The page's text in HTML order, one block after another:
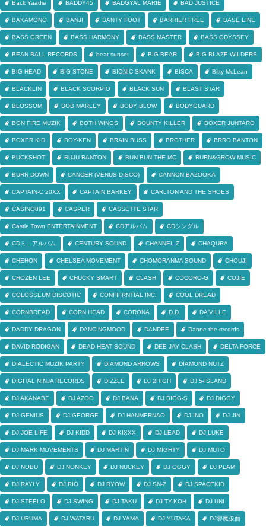
Back Yaadie BADDY45 BADGYAL MARIE BAD JUSTICE
BAKAMONO BANJI BANTY FOOT BARRIER FREE BASE LINE
BASS GREEN BASS HARMONY BASS MASTER BASS ODYSSEY
BEAN BALL RECORDS beat sunset BIG BEAR BIG BLAZE WILDERS
BIG HEAD BIG STONE BIONIC SKANK BISCA Bitty McLean
BLACKLIN BLACK SCORPIO BLACK SUN BLAST STAR
BLOSSOM BOB MARLEY BODY BLOW BODYGUARD
BON FIRE MUZIK BOTH WINGS BOUNTY KILLER BOXER JUNTARO
BOXER KID BOY-KEN BRAIN BUSS BROTHER BRRO BANTON
BUCKSHOT BUJU BANTON BUN BUN THE MC BURN&GROW MUSIC
BURN DOWN CANCER (VENUS DISCO) CANNON BAZOOKA
CAPTAIN-C 20XX CAPTAIN BARKEY CARLTON AND THE SHOES
CASINO891 CASPER CASSETTE STAR
Castle Town ENTERTAINMENT CDアルバム CDシングル
CDミニアルバム CENTURY SOUND CHANNEL-Z CHAQURA
CHEHON CHELSEA MOVEMENT CHOMORANMA SOUND CHOUJI
CHOZEN LEE CHUCKY SMART CLASH COCORO-G COJIE
COLOSSEUM DISCOTIC CONFIFRNTIAL INC. COOL DREAD
CORNBREAD CORN HEAD CORONA D.D. DA'VILLE
DADDY DRAGON DANCINGMOOD DANDEE Danne the records
DAVID RODIGAN DEAD HEAT SOUND DEE JAY CLASH DELTA FORCE
DIALECTIC MUZIK PARTY DIAMOND ARROWS DIAMOND NUTZ
DIGITAL NINJA RECORDS DIZZLE DJ 2HIGH DJ 5-ISLAND
DJ AKANABE DJ AZOO DJ BANA DJ BIGG-S DJ DIGGY
DJ GENIUS DJ GEORGE DJ HANMERNAO DJ INO DJ JIN
DJ JOE LIFE DJ KIDD DJ KIXXX DJ LEAD DJ LUKE
DJ MARK MOVEMENTS DJ MARTIN DJ MIGHTY DJ MUTO
DJ NOBU DJ NONKEY DJ NUCKEY DJ OGGY DJ PLAM
DJ RAYLY DJ RIO DJ RYOW DJ SN-Z DJ SPACEKID
DJ STEELO DJ SWING DJ TAKU DJ TY-KOH DJ UNI
DJ URUMA DJ WATARU DJ YAMA DJ YUTAKA DJ邪魔仮面